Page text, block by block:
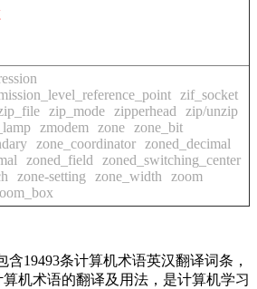
zif_socket
zip_mode zipperhead
zip/unzip
zmodem zone zone_bit
zone_coordinator zoned_decimal
zoned_field
zoned_switching_center
zone-setting zone_width
zoom
19493条计算机术语英汉翻译词条，
机术语的翻译及用法，是计算机学习